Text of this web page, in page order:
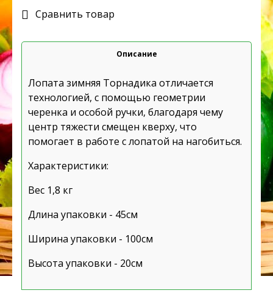
Cравнить товар
Описание
Лопата зимняя Торнадика отличается
технологией, с помощью геометрии
черенка и особой ручки, благодаря чему
центр тяжести смещен кверху, что
помогает в работе с лопатой на нагобиться.
Характеристики:
Вес 1,8 кг
Длина упаковки - 45см
Ширина упаковки - 100см
Высота упаковки - 20см